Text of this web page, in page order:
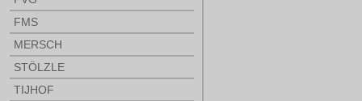
FMS
MERSCH
STÖLZLE
TIJHOF